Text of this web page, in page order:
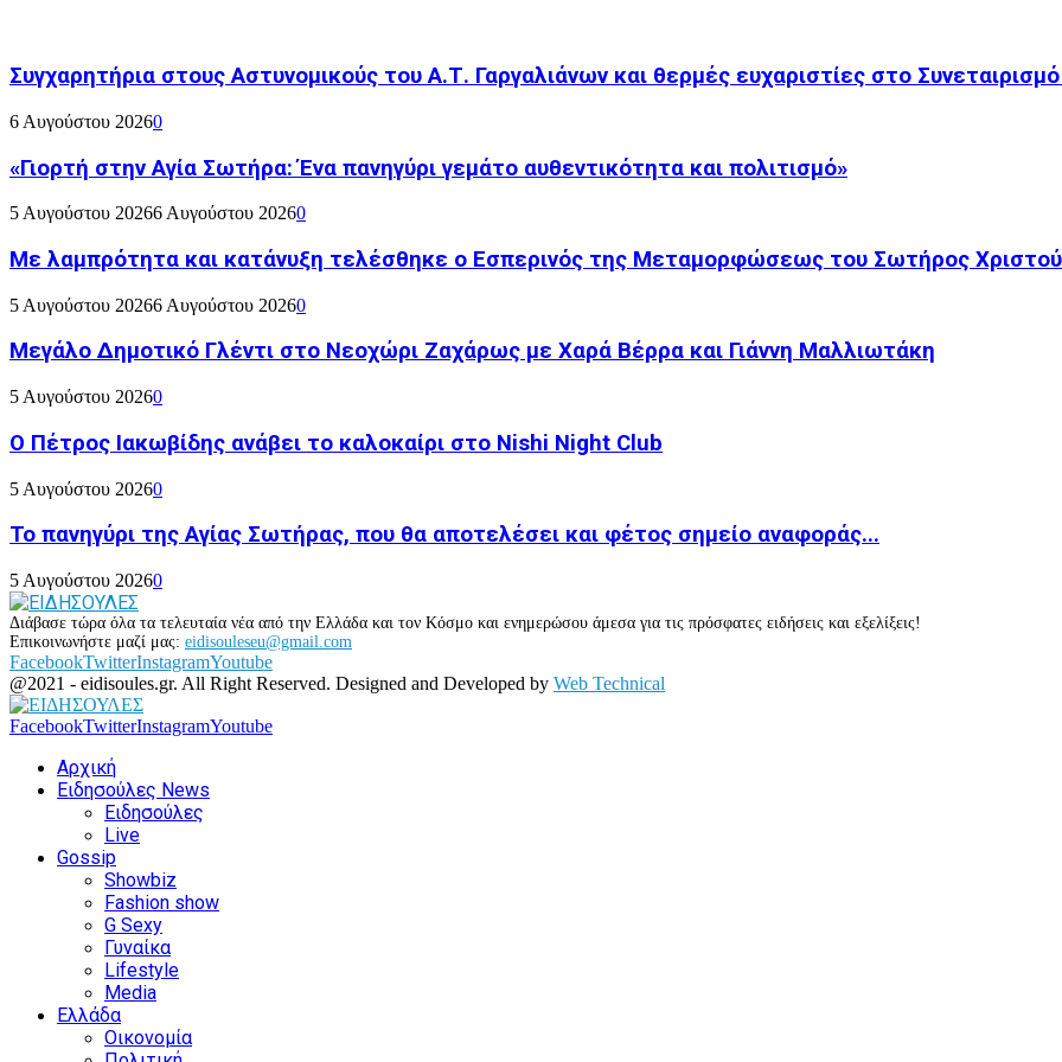
Συγχαρητήρια στους Αστυνομικούς του Α.Τ. Γαργαλιάνων και θερμές ευχαριστίες στο
6 Αυγούστου 20260
«Γιορτή στην Αγία Σωτήρα: Ένα πανηγύρι γεμάτο αυθεντικότητα και πολιτισμό»
5 Αυγούστου 20266 Αυγούστου 20260
Με λαμπρότητα και κατάνυξη τελέσθηκε ο Εσπερινός της Μεταμορφώσεως του Σωτήρος
5 Αυγούστου 20266 Αυγούστου 20260
Μεγάλο Δημοτικό Γλέντι στο Νεοχώρι Ζαχάρως με Χαρά Βέρρα και Γιάννη Μαλλιωτάκη
5 Αυγούστου 20260
Ο Πέτρος Ιακωβίδης ανάβει το καλοκαίρι στο Nishi Night Club
5 Αυγούστου 20260
Το πανηγύρι της Αγίας Σωτήρας, που θα αποτελέσει και φέτος σημείο αναφοράς...
5 Αυγούστου 20260
Διάβασε τώρα όλα τα τελευταία νέα από την Ελλάδα και τον Κόσμο και ενημερώσου άμεσα για τις πρόσφατες ειδήσεις και εξελίξεις!
Επικοινωνήστε μαζί μας: eidisouleseu@gmail.com
FacebookTwitterInstagramYoutube
@2021 - eidisoules.gr. All Right Reserved. Designed and Developed by Web Technical
FacebookTwitterInstagramYoutube
Αρχική
Ειδησούλες News
Ειδησούλες
Live
Gossip
Showbiz
Fashion show
G Sexy
Γυναίκα
Lifestyle
Media
Ελλάδα
Οικονομία